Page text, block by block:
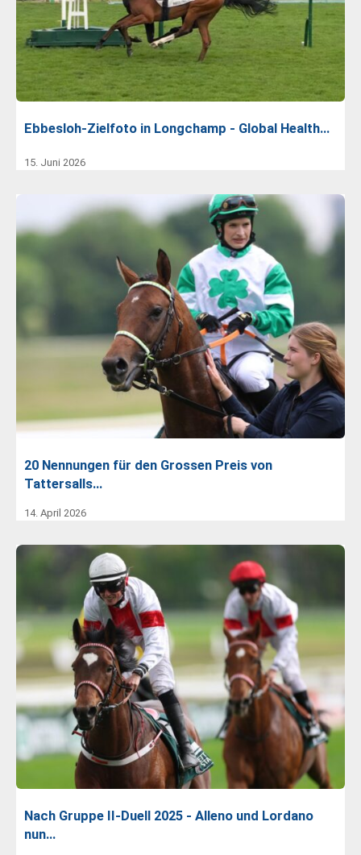
Ebbesloh-Zielfoto in Longchamp - Global Health…
15. Juni 2026
20 Nennungen für den Grossen Preis von
Tattersalls…
14. April 2026
Nach Gruppe II-Duell 2025 - Alleno und Lordano
nun…